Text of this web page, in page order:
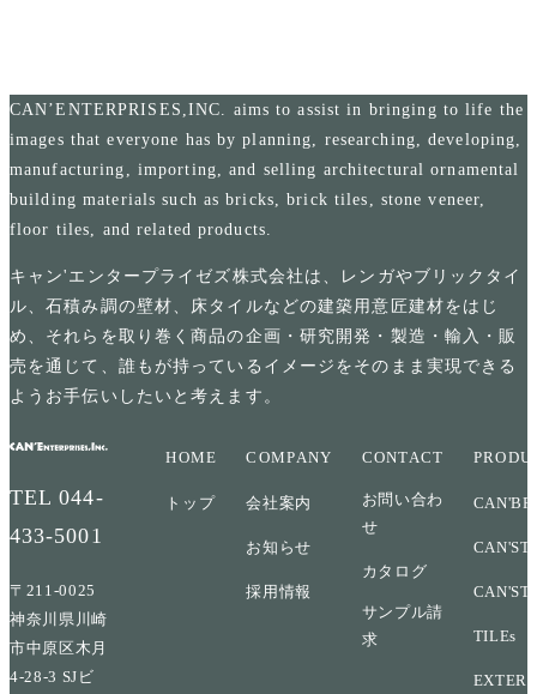
CAN’ENTERPRISES,INC. aims to assist in bringing to life the
images that everyone has by planning, researching, developing,
manufacturing, importing, and selling architectural ornamental
building materials such as bricks, brick tiles, stone veneer,
floor tiles, and related products.
キャン'エンタープライゼズ株式会社は、レンガやブリックタイ
ル、石積み調の壁材、床タイルなどの建築用意匠建材をはじ
め、それらを取り巻く商品の企画・研究開発・製造・輸入・販
売を通じて、誰もが持っているイメージをそのまま実現できる
ようお手伝いしたいと考えます。
TEL044-
433-5001
〒211-0025
神奈川県川崎
市中原区木月
4-28-3 SJビ
HOME
トップ
COMPANY
会社案内
お知らせ
採用情報
CONTACT
お問い合わ
せ
カタログ
サンプル請
求
TILEs